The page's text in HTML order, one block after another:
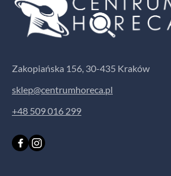
Zakopiańska 156, 30-435 Kraków
sklep@centrumhoreca.pl
+48 509 016 299